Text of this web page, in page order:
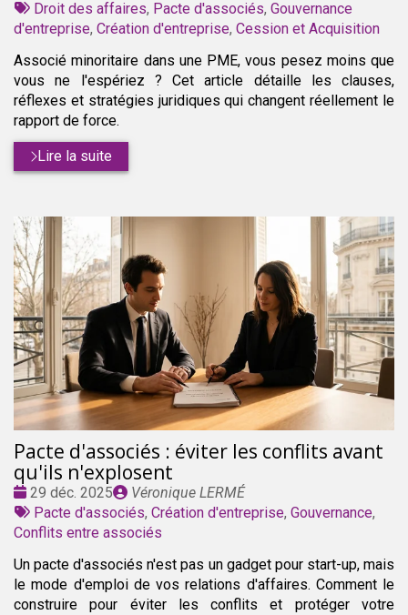
:
par
Tags
:
Droit des affaires, Pacte d'associés, Gouvernance
d'entreprise, Création d'entreprise, Cession et Acquisition
Associé minoritaire dans une PME, vous pesez moins que
vous ne l'espériez ? Cet article détaille les clauses,
réflexes et stratégies juridiques qui changent réellement le
rapport de force.
Lire la suite
Pacte d'associés : éviter les conflits avant
qu'ils n'explosent
Date
:
29 déc. 2025
Publié
par
Véronique LERMÉ
Tags
:
Pacte d'associés, Création d'entreprise, Gouvernance,
Conflits entre associés
Un pacte d'associés n'est pas un gadget pour start-up, mais
le mode d'emploi de vos relations d'affaires. Comment le
construire pour éviter les conflits et protéger votre